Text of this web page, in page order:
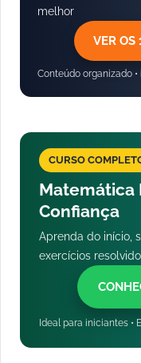
melhor
VER OS
Conteúdo organizado
CURSO
Matemática
Confiança
Aprenda do início,
exercícios
Ideal para iniciantes •